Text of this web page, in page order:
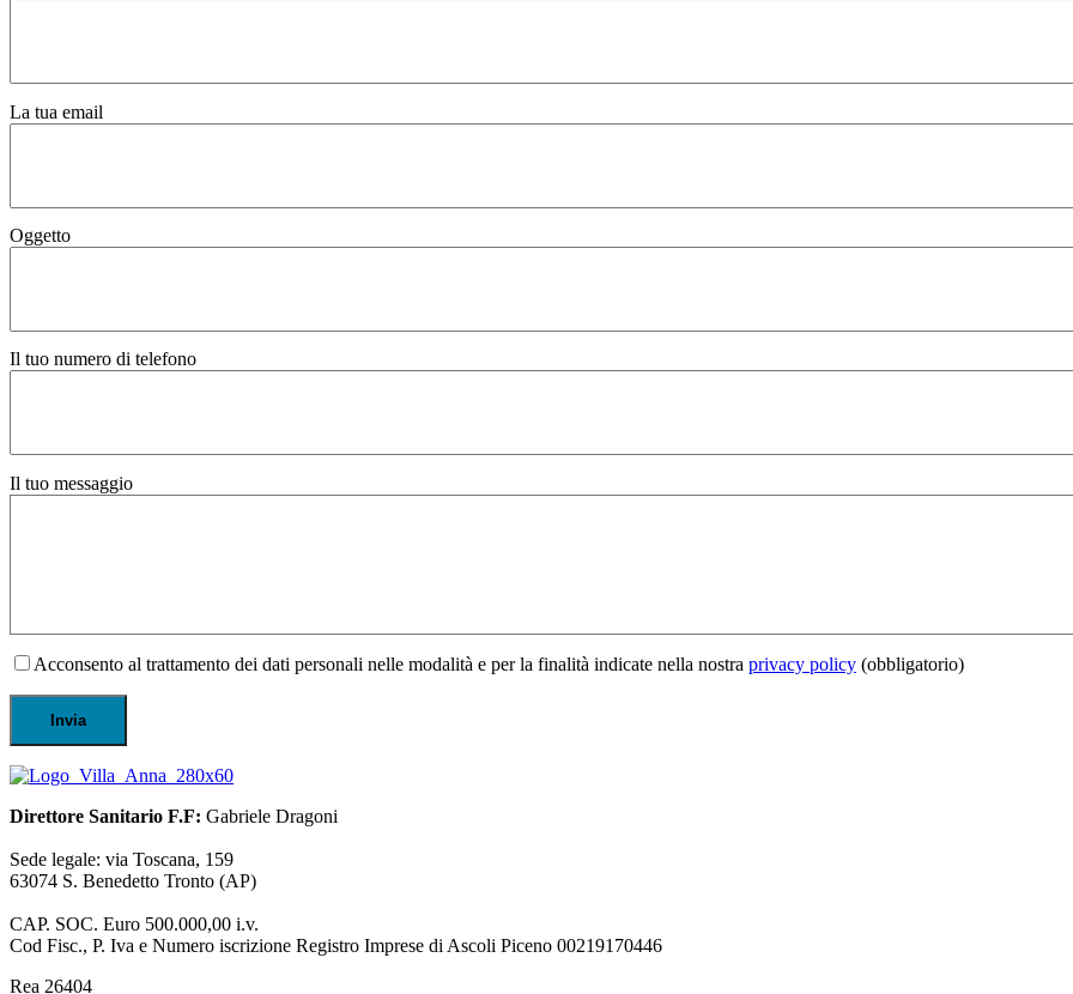
La tua email
Oggetto
Il tuo numero di telefono
Il tuo messaggio
Acconsento al trattamento dei dati personali nelle modalità e per la finalità indicate nella nostra privacy policy (obbligatorio)
Direttore Sanitario F.F: Gabriele Dragoni
Sede legale: via Toscana, 159
63074 S. Benedetto Tronto (AP)
CAP. SOC. Euro 500.000,00 i.v.
Cod Fisc., P. Iva e Numero iscrizione Registro Imprese di Ascoli Piceno 00219170446
Rea 26404